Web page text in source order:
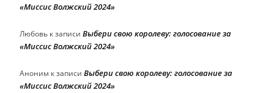
«Миссис Волжский 2024»
Любовь к записи Выбери свою королеву: голосование за
«Миссис Волжский 2024»
Аноним к записи Выбери свою королеву: голосование за
«Миссис Волжский 2024»